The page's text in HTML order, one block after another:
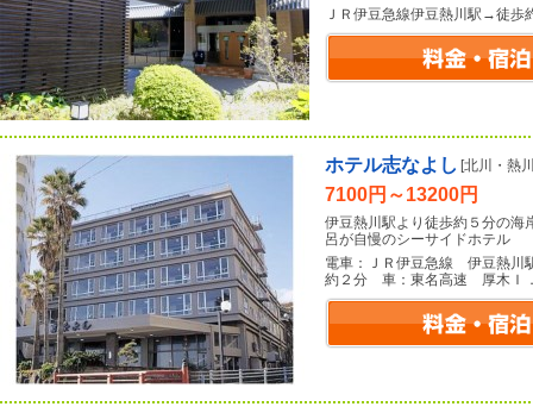
ＪＲ伊豆急線伊豆熱川駅→徒歩
ホテル志なよし [北川・熱
7100円～13200円
伊豆熱川駅より徒歩約５分の海
呂が自慢のシーサイドホテル
電車：ＪＲ伊豆急線 伊豆熱
約２分 車：東名高速 厚木Ｉ